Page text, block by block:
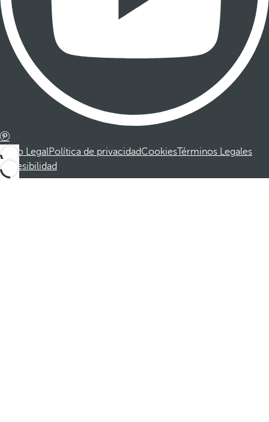
Aviso LegalPolítica de privacidadCookiesTérminos Legales
Accesibilidad